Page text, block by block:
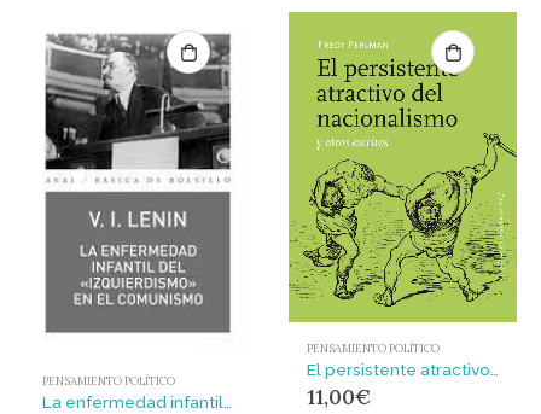
PENSAMIENTO POLÍTICO
La enfermedad infantil del «izquierdismo» en el comunismo : EN EL COMUNISMO
PENSAMIENTO POLÍTICO
11,00€